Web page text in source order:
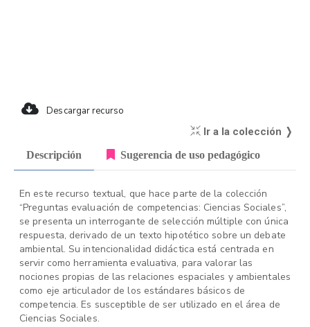
Descargar recurso
Ir a la colección ❭
Descripción Sugerencia de uso pedagógico
En este recurso textual, que hace parte de la colección
“Preguntas evaluación de competencias: Ciencias Sociales”,
se presenta un interrogante de selección múltiple con única
respuesta, derivado de un texto hipotético sobre un debate
ambiental. Su intencionalidad didáctica está centrada en
servir como herramienta evaluativa, para valorar las
nociones propias de las relaciones espaciales y ambientales
como eje articulador de los estándares básicos de
competencia. Es susceptible de ser utilizado en el área de
Ciencias Sociales.